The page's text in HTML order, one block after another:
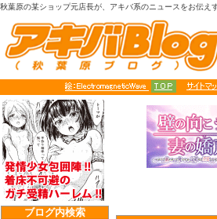
秋葉原の某ショップ元店長が、アキバ系のニュースをお伝え